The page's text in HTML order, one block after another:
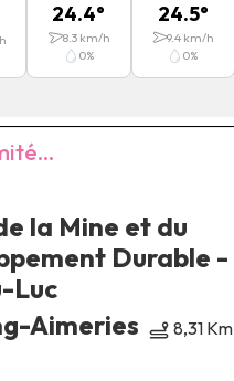
24.4°
8.3km/h
0%
24.5°
9.4 km/h
0%
la Mine et du
Durable -
Luc
Aimeries
8,31 Km